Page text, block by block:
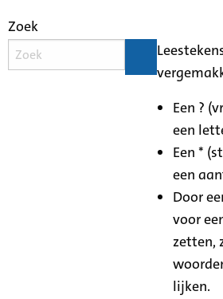
Zoek
Een ?
een
Een *
een
Door
voor
zetten,
lijken.